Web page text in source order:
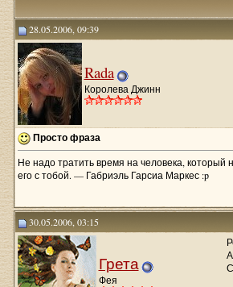
28.05.2006, 09:39
Rada
Королева Джинн
Просто фраза
Не надо тратить время на человека, который
его с тобой. — Габриэль Гарсиа Маркес :p
30.05.2006, 03:15
Грета
Фея